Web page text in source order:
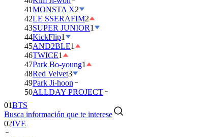
41MONSTA X2
42LE SSERAFIM2
43SUPER JUNIOR1
44KickFlip1
45AND2BLE1
46TWICE1
47Park Bo-young1
48Red Velvet3
49Park Ji-hoon
50ALLDAY PROJECT
Busca información que te interese
BTS
02IVE
03DAY6